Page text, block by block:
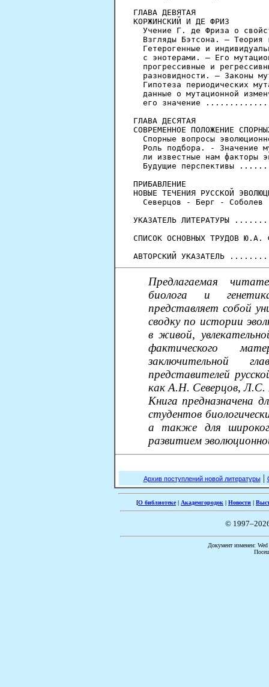
ГЛАВА ДЕВЯТАЯ
КОРЖИНСКИЙ И ДЕ ФРИЗ
Учение Г. де Фриза о
Взгляды Бэтсона. — Теория
Гетерогенные и
с энотерами. — Его
прогрессивные и
разновидности. — Законы
Гипотеза периодических
данные о мутационной
его значение
ГЛАВА ДЕСЯТАЯ
СОВРЕМЕННОЕ ПОЛОЖЕНИЕ
Спорные вопросы
Роль подбора. - Значение
ли известные нам факторы
Будущие перспективы
ПРИБАВЛЕНИЕ
НОВЫЕ ТЕЧЕНИЯ РУССКОЙ
Северцов - Берг - Соболев
УКАЗАТЕЛЬ
СПИСОК ОСНОВНЫХ
Предлагаемая
биолога и
представляет собой
сводку по истории
в живой,
фактического
заключительной
представителей
как А.Н. Северцов, Л.С.
Книга предназначена
студентов
а также для
развитием
Архив поступлений новой литературы|
[О библиотеке| Академгородок | Новости |
©
Документ изменен: